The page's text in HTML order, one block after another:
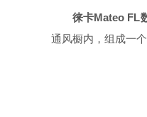
徕卡Mateo FL
通风橱内，组成一